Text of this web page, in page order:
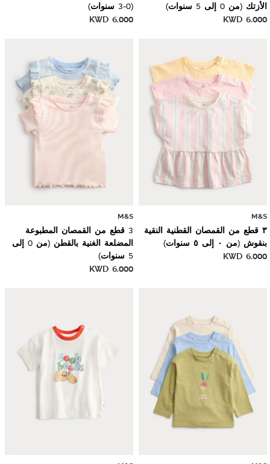
الأزتك (من 0 إلى 5 سنوات)
KWD 6.000
(0-3 سنوات)
KWD6.000
M&S
٣ قطع من القمصان القطنية النقية
بنقوش (من ٠ إلى ٥ سنوات)
KWD 6.000
M&S
3 قطع من القمصان المطبوعة
المضلعة الغنية بالقطن (من 0 إلى
5 سنوات)
KWD6.000